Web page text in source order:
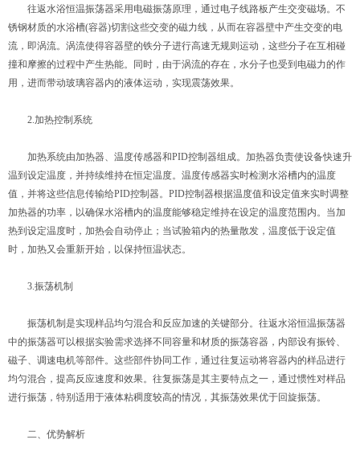
往返水浴恒温振荡器采用电磁振荡原理，通过电子线路板产生交变磁场。不
锈钢材质的水浴槽(容器)切割这些交变的磁力线，从而在容器壁中产生交变的电
流，即涡流。涡流使得容器壁的铁分子进行高速无规则运动，这些分子在互相碰
撞和摩擦的过程中产生热能。同时，由于涡流的存在，水分子也受到电磁力的作
用，进而带动玻璃容器内的液体运动，实现震荡效果。
2.加热控制系统
加热系统由加热器、温度传感器和PID控制器组成。加热器负责使设备快速升
温到设定温度，并持续维持在恒定温度。温度传感器实时检测水浴槽内的温度
值，并将这些信息传输给PID控制器。PID控制器根据温度值和设定值来实时调整
加热器的功率，以确保水浴槽内的温度能够稳定维持在设定的温度范围内。当加
热到设定温度时，加热会自动停止；当试验箱内的热量散发，温度低于设定值
时，加热又会重新开始，以保持恒温状态。
3.振荡机制
振荡机制是实现样品均匀混合和反应加速的关键部分。往返水浴恒温振荡器
中的振荡器可以根据实验需求选择不同容量和材质的振荡容器，内部设有振铃、
磁子、调速电机等部件。这些部件协同工作，通过往复运动将容器内的样品进行
均匀混合，提高反应速度和效果。往复振荡是其主要特点之一，通过惯性对样品
进行振荡，特别适用于液体粘稠度较高的情况，其振荡效果优于回旋振荡。
二、优势解析